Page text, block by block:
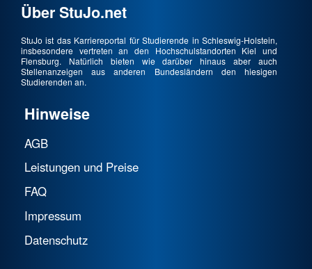
Über StuJo.net
StuJo ist das Karriereportal für Studierende in Schleswig-Holstein,
insbesondere vertreten an den Hochschulstandorten Kiel und
Flensburg. Natürlich bieten wie darüber hinaus aber auch
Stellenanzeigen aus anderen Bundesländern den hiesigen
Studierenden an.
Hinweise
AGB
Leistungen und Preise
FAQ
Impressum
Datenschutz